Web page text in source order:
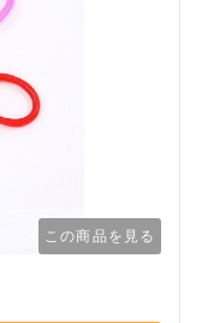
この商品を見る